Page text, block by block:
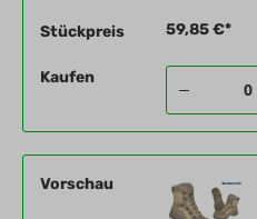
Stückpreis 59,85 €*
Kaufen
Vorschau